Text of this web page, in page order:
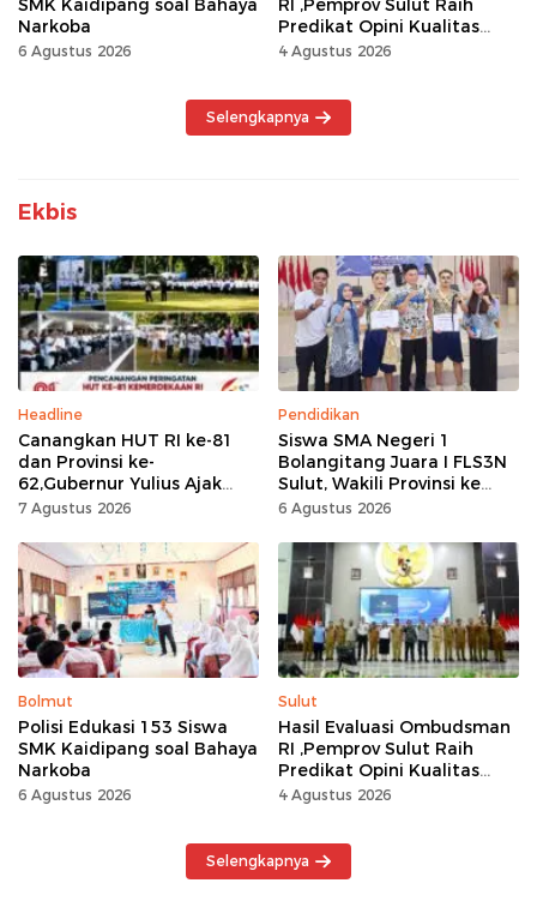
SMK Kaidipang soal Bahaya
Narkoba
6 Agustus 2026
RI ,Pemprov Sulut Raih
Predikat Opini Kualitas
Tinggi Tanpa
4 Agustus 2026
Selengkapnya
Ekbis
Headline
Canangkan HUT RI ke-81
dan Provinsi ke-
62,Gubernur Yulius Ajak
Seluruh Masyarakat
Kemerdekaan Momentum
Kerja Keras
7 Agustus 2026
Pendidikan
Siswa SMA Negeri 1
Bolangitang Juara I FLS3N
Sulut, Wakili Provinsi ke
Tingkat Nasional
6 Agustus 2026
Bolmut
Polisi Edukasi 153 Siswa
SMK Kaidipang soal Bahaya
Narkoba
6 Agustus 2026
Sulut
Hasil Evaluasi Ombudsman
RI ,Pemprov Sulut Raih
Predikat Opini Kualitas
Tinggi Tanpa
4 Agustus 2026
Selengkapnya